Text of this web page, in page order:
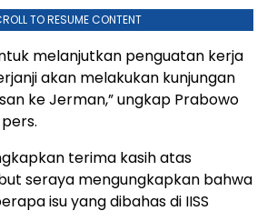
TO RESUME CONTENT
melanjutkan penguatan kerja
akan melakukan kunjungan
ke Jerman,” ungkap Prabowo
terima kasih atas
seraya mengungkapkan bahwa
isu yang dibahas di IISS